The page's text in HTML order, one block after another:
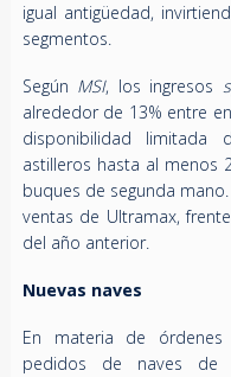
igual antigüedad,
segmentos.
Según MSI, los ingresos
alrededor de 13% entre
disponibilidad limitada
astilleros hasta al menos
buques de segunda
ventas de Ultramax,
del año anterior.
Nuevas naves
En materia de
pedidos de naves de